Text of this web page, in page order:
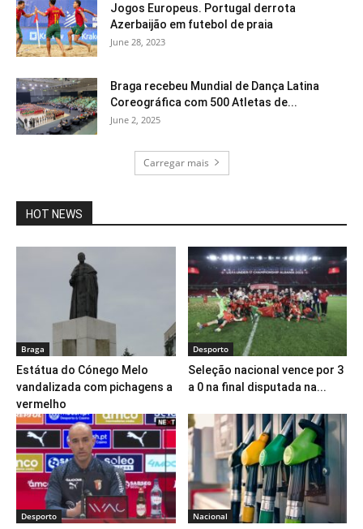
Jogos Europeus. Portugal derrota
Azerbaijão em futebol de praia
June 28, 2023
Braga recebeu Mundial de Dança Latina
Coreográfica com 500 Atletas de...
June 2, 2025
Carregar mais
HOT NEWS
Braga
Estátua do Cónego Melo
vandalizada com pichagens a
vermelho
Desporto
Seleção nacional vence por 3
a 0 na final disputada na...
Desporto Nacional